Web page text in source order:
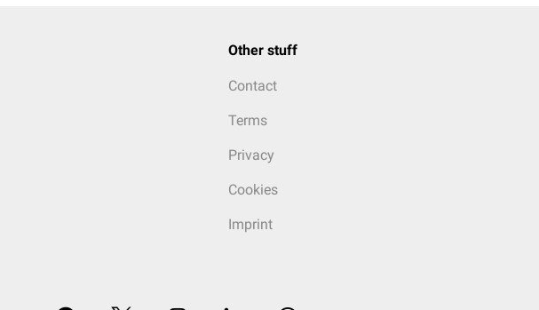
Other stuff
Contact
Terms
Privacy
Cookies
Imprint